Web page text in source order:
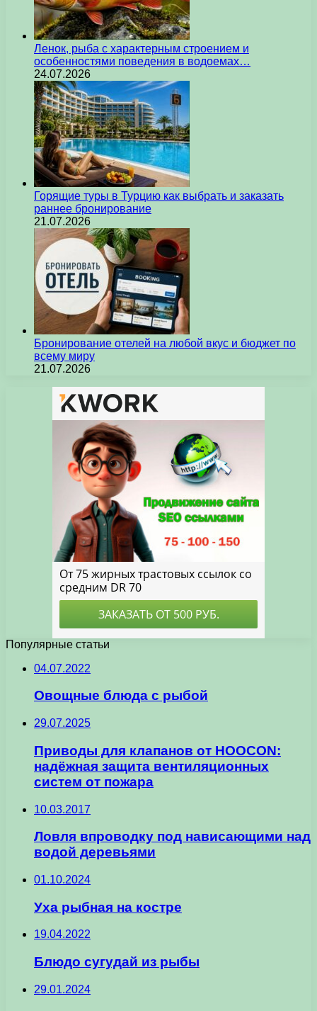
Ленок, рыба с характерным строением и
особенностями поведения в водоемах…
24.07.2026
Горящие туры в Турцию как выбрать и заказать
раннее бронирование
21.07.2026
Бронирование отелей на любой вкус и бюджет по
всему миру
21.07.2026
Популярные статьи
04.07.2022
Овощные блюда с рыбой
29.07.2025
Приводы для клапанов от HOOCON:
надёжная защита вентиляционных
систем от пожара
10.03.2017
Ловля впроводку под нависающими над
водой деревьями
01.10.2024
Уха рыбная на костре
19.04.2022
Блюдо сугудай из рыбы
29.01.2024